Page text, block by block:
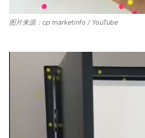
图片来源：cp marketinfo / YouTube